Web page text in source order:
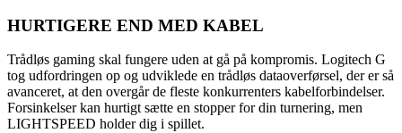
HURTIGERE END MED KABEL
Trådløs gaming skal fungere uden at gå på kompromis. Logitech G
tog udfordringen op og udviklede en trådløs dataoverførsel, der er så
avanceret, at den overgår de fleste konkurrenters kabelforbindelser.
Forsinkelser kan hurtigt sætte en stopper for din turnering, men
LIGHTSPEED holder dig i spillet.